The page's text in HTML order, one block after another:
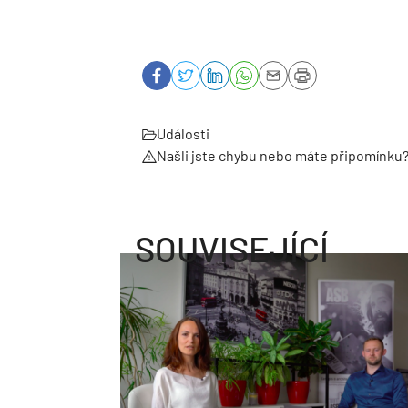
Události
Našli jste chybu nebo máte připomínku?
SOUVISEJÍCÍ